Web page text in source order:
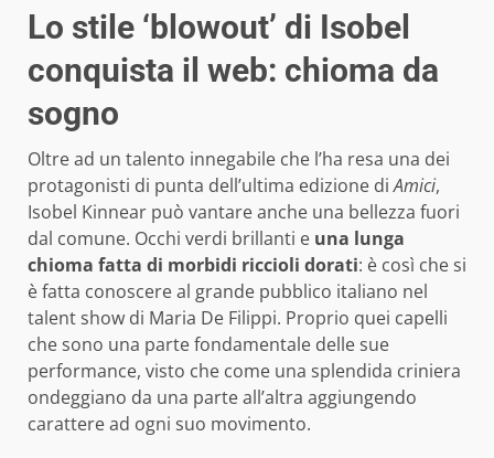
Lo stile ‘blowout’ di Isobel
conquista il web: chioma da
sogno
Oltre ad un talento innegabile che l’ha resa una dei
protagonisti di punta dell’ultima edizione diAmici,
Isobel Kinnear può vantare anche una bellezza fuori
dal comune. Occhi verdi brillanti e una lunga
chioma fatta di morbidi riccioli dorati: è così che si
è fatta conoscere al grande pubblico italiano nel
talent show di Maria De Filippi. Proprio quei capelli
che sono una parte fondamentale delle sue
performance, visto che come una splendida criniera
ondeggiano da una parte all’altra aggiungendo
carattere ad ogni suo movimento.